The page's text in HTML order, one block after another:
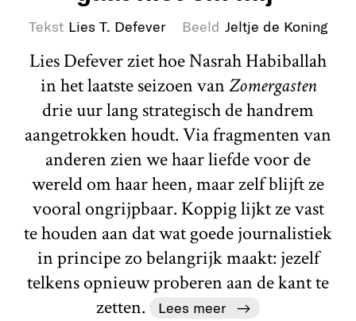
Tekst Lies T. Defever Beeld Jeltje de Koning
Lies Defever ziet hoe Nasrah Habiballah
in het laatste seizoen vanZomergasten
drie uur lang strategisch de handrem
aangetrokken houdt. Via fragmenten van
anderen zien we haar liefde voor de
wereld om haar heen, maar zelf blijft ze
vooral ongrijpbaar. Koppig lijkt ze vast
te houden aan dat wat goede journalistiek
in principe zo belangrijk maakt: jezelf
telkens opnieuw proberen aan de kant te
zetten.
Lees meer